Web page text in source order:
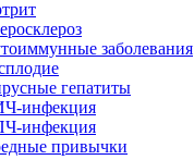
заболевания
гепатиты
инфекция
инфекция
привычки